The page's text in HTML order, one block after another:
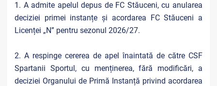
1. A admite apelul depus de FC Stăuceni, cu anularea
deciziei primei instanțe și acordarea FC Stăuceni a
Licenței „N” pentru sezonul 2026/27.
2. A respinge cererea de apel înaintată de către CSF
Spartanii Sportul, cu menținerea, fără modificări, a
deciziei Organului de Primă Instanță privind acordarea